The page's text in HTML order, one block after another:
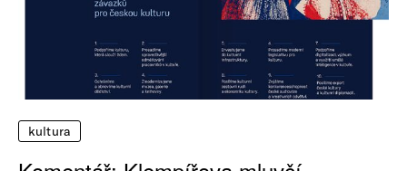
kultura